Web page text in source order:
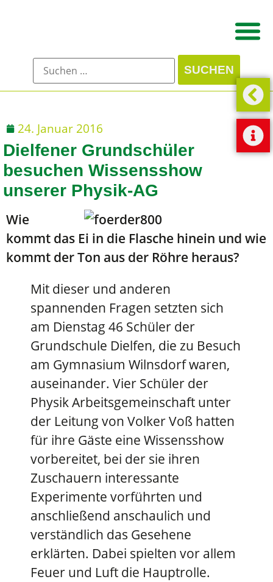
24. Januar 2016
Dielfener Grundschüler
besuchen Wissensshow
unserer Physik-AG
Wie
kommt das Ei in die Flasche hinein und wie
kommt der Ton aus der Röhre heraus?
Mit dieser und anderen
spannenden Fragen setzten sich
am Dienstag 46 Schüler der
Grundschule Dielfen, die zu Besuch
am Gymnasium Wilnsdorf waren,
auseinander. Vier Schüler der
Physik Arbeitsgemeinschaft unter
der Leitung von Volker Voß hatten
für ihre Gäste eine Wissensshow
vorbereitet, bei der sie ihren
Zuschauern interessante
Experimente vorführten und
anschließend anschaulich und
verständlich das Gesehene
erklärten. Dabei spielten vor allem
Feuer und Luft die Hauptrolle.